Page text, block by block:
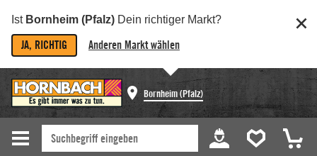
Ist Bornheim (Pfalz) Dein richtiger Markt?
JA, RICHTIG Anderen Markt wählen
Bornheim (Pfalz)